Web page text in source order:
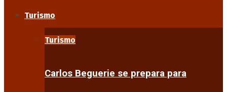
Turismo
Turismo
Carlos Beguerie se prepara para